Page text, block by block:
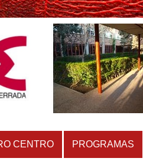
CENTRO PROGRAMAS